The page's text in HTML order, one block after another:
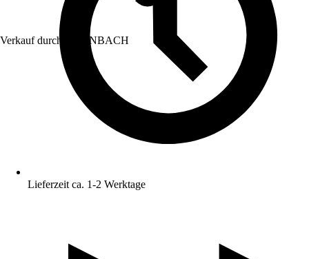
Verkauf durch: HORNBACH
Lieferzeit ca. 1-2 Werktage